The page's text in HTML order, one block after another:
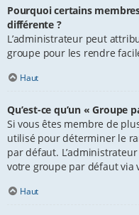
Pourquoi certains
différente ?
L’administrateur peut
groupe pour les rendre
Haut
Qu’est-ce qu’un « Groupe
Si vous êtes membre de
utilisé pour déterminer le
par défaut.
votre groupe par défaut via
Haut